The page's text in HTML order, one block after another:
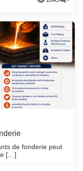
de fonderie peut
[…]